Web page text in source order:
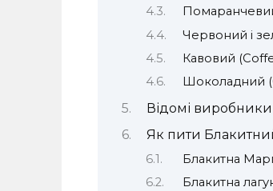
Червоний і
Кавовий
Шоколадний
Відомі
Як пити
Блакитна
Блакитна